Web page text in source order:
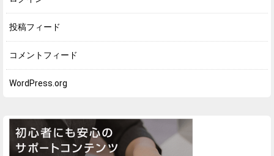
投稿フィード
コメントフィード
WordPress.org